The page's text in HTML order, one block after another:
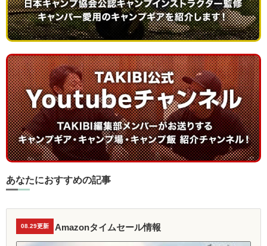
あなたにおすすめの記事
08.29更新 Amazonタイムセール情報